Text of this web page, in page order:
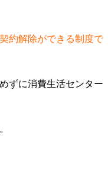
約解除ができる制度で
ずに消費生活センター